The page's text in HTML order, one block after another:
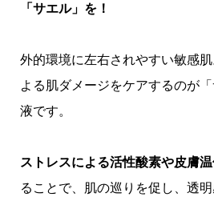
「サエル」を！
外的環境に左右されやすい敏感
よる肌ダメージをケアするのが
液です。
ストレスによる活性酸素や皮膚
ることで、肌の巡りを促し、透